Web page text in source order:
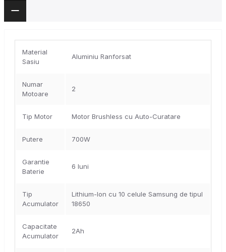
Material
Sasiu
Aluminiu Ranforsat
Numar
Motoare
2
Tip Motor Motor Brushless cu Auto-Curatare
Putere 700W
Garantie
Baterie
6 luni
Tip
Acumulator
Lithium-Ion cu 10 celule Samsung de tipul
18650
Capacitate
Acumulator
2Ah